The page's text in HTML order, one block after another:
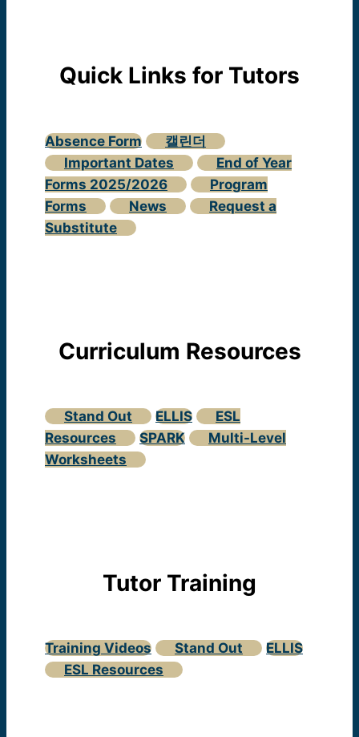
Quick Links for Tutors
Absence Form
캘린더
Important Dates
End of Year
Forms 2025/2026
Program
Forms
News
Request a
Substitute
Curriculum Resources
Stand Out ELLIS
ESL
Resources
SPARK
Multi-Level
Worksheets
Tutor Training
Training Videos Stand Out
ELLIS
ESL Resources